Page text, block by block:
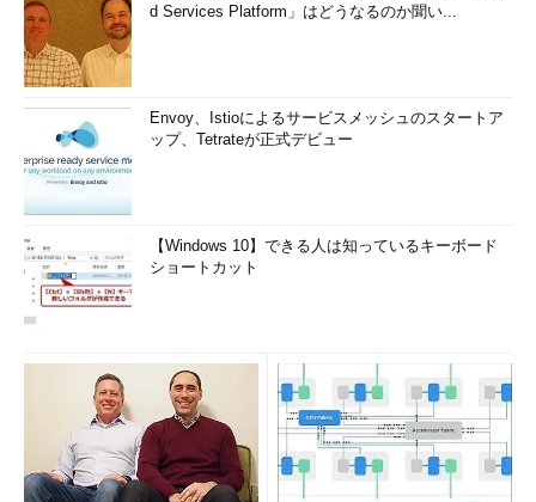
d Services Platform」はどうなるのか聞い...
Envoy、Istioによるサービスメッシュのスタートア
ップ、Tetrateが正式デビュー
【Windows 10】できる人は知っているキーボード
ショートカット